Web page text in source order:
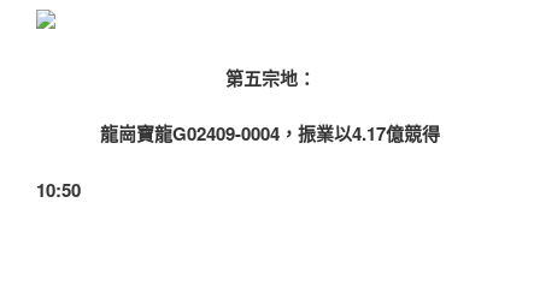
第五宗地：
龍崗寶龍G02409-0004，振業以4.17億競得
10:50